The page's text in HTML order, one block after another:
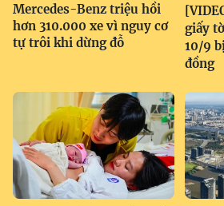
Mercedes-Benz triệu hồi
hơn 310.000 xe vì nguy cơ
tự trôi khi dừng đỗ
giấy
10/9
đồng